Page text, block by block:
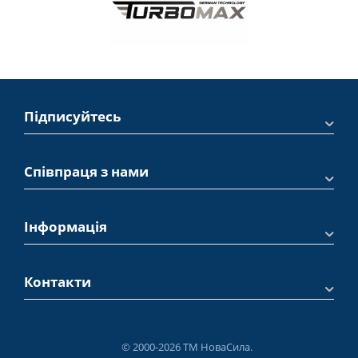
губки підійдуть як для кузова, так і для інтер’єру автомобіля.
структурою, високою щільністю або спеціальними розмірами.
5. Як користуватися губкою для
Замочіть губку у воді з мийним засобом.
Промивайте губку після кожної ділянки, щоб не
Не тисніть сильно – дайте мийці працювати за рахунок
піни і структури.
природним шляхом.
Підписуйтесь
Співпраця з нами
Інформація
Контакти
© 2000-2026 ТМ НоваСила.